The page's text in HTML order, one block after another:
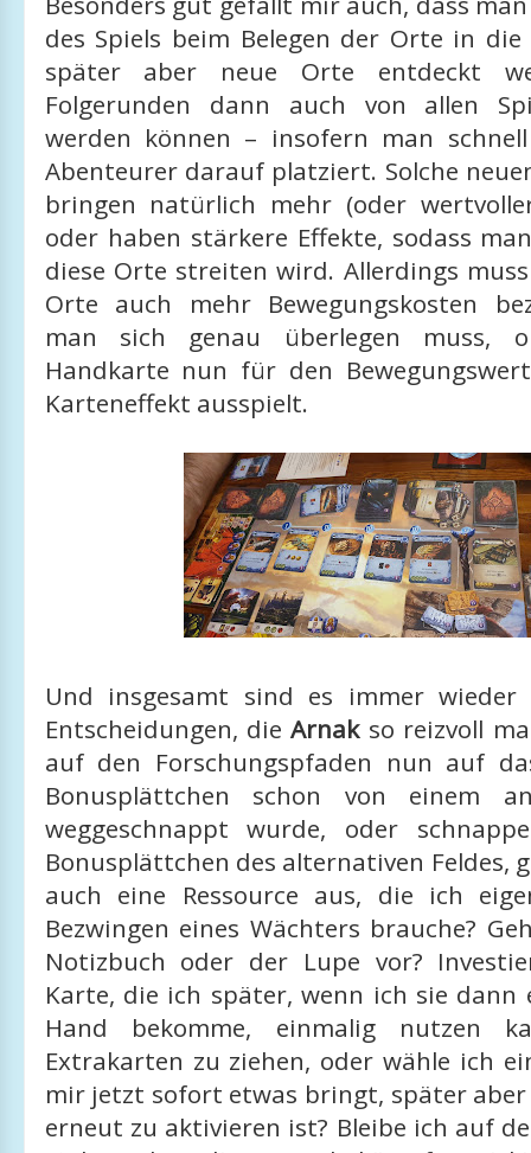
des Spiels beim Belegen der Orte in
später aber neue Orte entdeckt
Folgerunden dann auch von allen
werden können – insofern man
Abenteurer darauf platziert. Solche
bringen natürlich mehr (oder
oder haben stärkere Effekte, sodass
diese Orte streiten wird. Allerdings
Orte auch mehr Bewegungskosten
man sich genau überlegen muss,
Handkarte nun für den
Karteneffekt ausspielt.
Und insgesamt sind es immer wieder
Entscheidungen, dieArnakso reizvoll
auf den Forschungspfaden nun auf
Bonusplättchen schon von einem
weggeschnappt wurde, oder
Bonusplättchen des alternativen Feldes,
auch eine Ressource aus, die ich
Bezwingen eines Wächters brauche?
Notizbuch oder der Lupe vor?
Karte, die ich später, wenn ich sie dann
Hand bekomme, einmalig nutzen
Extrakarten zu ziehen, oder wähle ich
mir jetzt sofort etwas bringt, später aber
erneut zu aktivieren ist? Bleibe ich auf